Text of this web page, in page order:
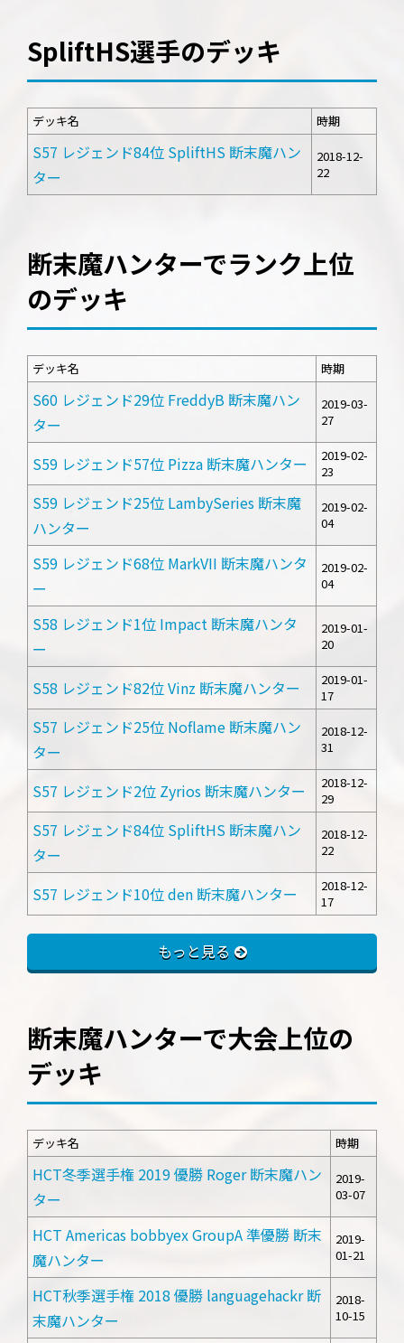
SpliftHS選手のデッキ
デッキ名 時期
S57 レジェンド84位 SpliftHS 断末魔ハン
ター
2018-12-
22
断末魔ハンターでランク上位
のデッキ
デッキ名 時期
S60 レジェンド29位 FreddyB 断末魔ハン
ター
2019-03-
27
S59 レジェンド57位 Pizza 断末魔ハンター
2019-02-
23
S59 レジェンド25位 LambySeries 断末魔
ハンター
2019-02-
04
S59 レジェンド68位 MarkVII 断末魔ハンタ
ー
2019-02-
04
S58 レジェンド1位 Impact 断末魔ハンタ
ー
2019-01-
20
S58 レジェンド82位 Vinz 断末魔ハンター
2019-01-
17
S57 レジェンド25位 Noflame 断末魔ハン
ター
2018-12-
31
S57 レジェンド2位 Zyrios 断末魔ハンター
2018-12-
29
S57 レジェンド84位 SpliftHS 断末魔ハン
ター
2018-12-
22
S57 レジェンド10位 den 断末魔ハンター
2018-12-
17
もっと見る
断末魔ハンターで大会上位の
デッキ
デッキ名 時期
HCT冬季選手権 2019 優勝 Roger 断末魔ハン
ター
2019-
03-07
HCT Americas bobbyex GroupA 準優勝 断末
魔ハンター
2019-
01-21
HCT秋季選手権 2018 優勝 languagehackr 断
末魔ハンター
2018-
10-15